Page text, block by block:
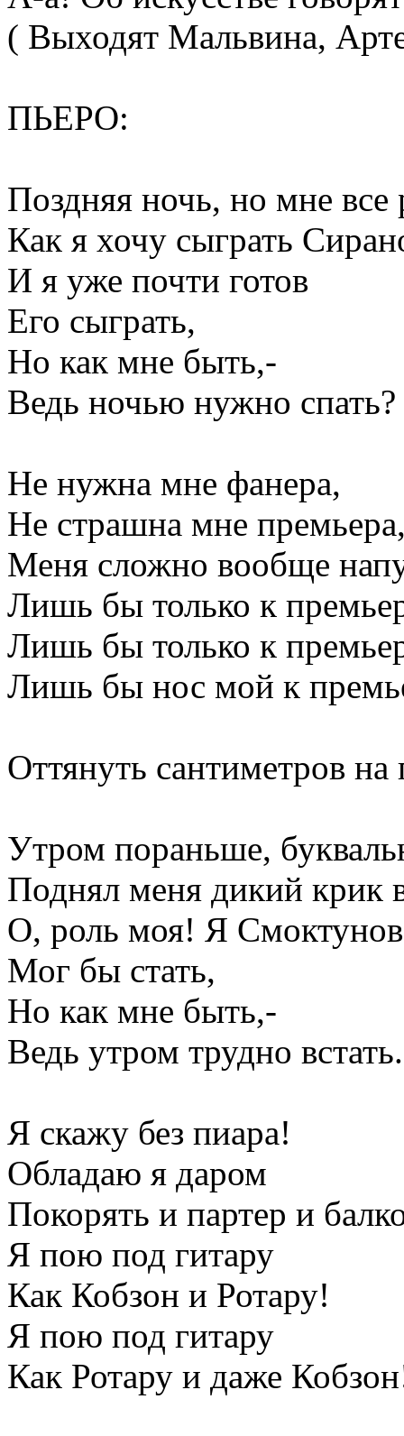
( Выходят Мальвина,
ПЬЕРО:
Поздняя ночь, но мне все
Как я хочу сыграть
И я уже почти готов
Его сыграть,
Но как мне быть,-
Ведь ночью нужно спать?
Не нужна мне фанера,
Не страшна мне
Меня сложно вообще
Лишь бы только к
Лишь бы только к
Лишь бы нос мой к
Оттянуть сантиметров на
Утром пораньше,
Поднял меня дикий крик
О, роль моя! Я
Мог бы стать,
Но как мне быть,-
Ведь утром трудно встать.
Я скажу без пиара!
Обладаю я даром
Покорять и партер и
Я пою под гитару
Как Кобзон и Ротару!
Я пою под гитару
Как Ротару и даже